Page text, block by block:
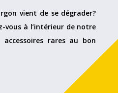
vient de se dégrader?
vous à l’intérieur de notre
rares au bon